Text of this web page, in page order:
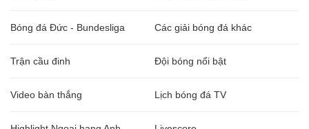
Bóng đá Đức - Bundesliga Các giải bóng đá khác
Trận cầu đinh Đội bóng nổi bật
Video bàn thắng Lịch bóng đá TV